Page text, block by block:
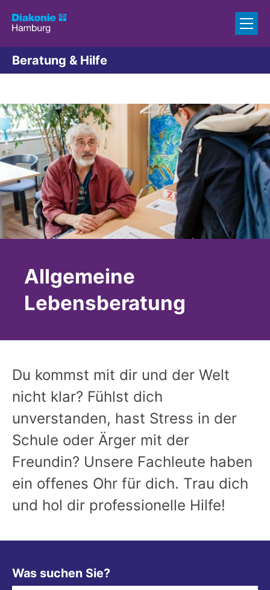
Beratung & Hilfe
Allgemeine
Lebensberatung
Du kommst mit dir und der Welt
nicht klar? Fühlst dich
unverstanden, hast Stress in der
Schule oder Ärger mit der
Freundin? Unsere Fachleute haben
ein offenes Ohr für dich. Trau dich
und hol dir professionelle Hilfe!
Was suchen Sie?